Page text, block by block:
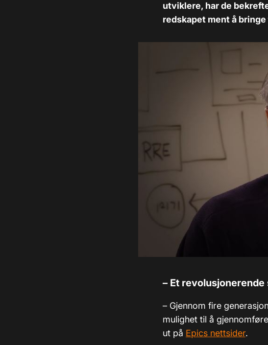
utviklere, har de
redskapet ment å
– Et
– Gjennom fire
mulighet til å
ut på Epics nettsider.